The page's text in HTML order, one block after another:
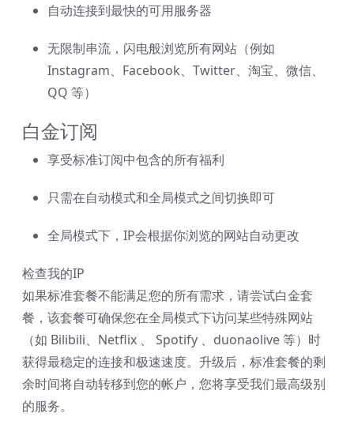
自动连接到最快的可用服务器
无限制串流，闪电般浏览所有网站（例如
Instagram、Facebook、Twitter、淘宝、微信、
QQ 等）
白金订阅
享受标准订阅中包含的所有福利
只需在自动模式和全局模式之间切换即可
全局模式下，IP会根据你浏览的网站自动更改
检查我的IP
如果标准套餐不能满足您的所有需求，请尝试白金套
餐，该套餐可确保您在全局模式下访问某些特殊网站
（如 Bilibili、Netflix 、 Spotify 、duonaolive 等）时
获得最稳定的连接和极速速度。升级后，标准套餐的剩
余时间将自动转移到您的帐户，您将享受我们最高级别
的服务。